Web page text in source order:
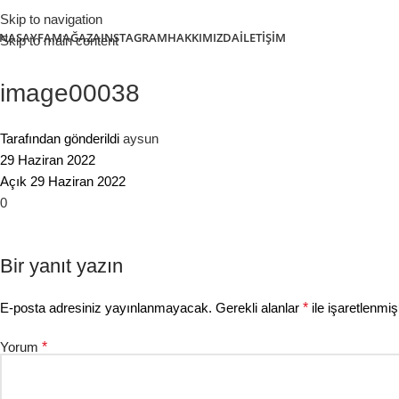
Skip to navigation
Skip to main content
MAĞAZAINSTAGRAMHAKKIMIZDAİLETIŞIM
image00038
Tarafından gönderildi aysun
29 Haziran 2022
Açık 29 Haziran 2022
0
Bir yanıt yazın
E-posta adresiniz yayınlanmayacak. Gerekli alanlar * ile
Yorum *